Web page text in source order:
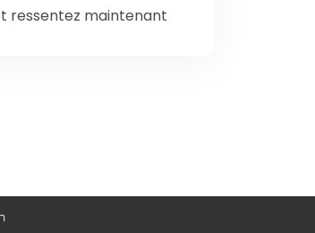
ressentez maintenant